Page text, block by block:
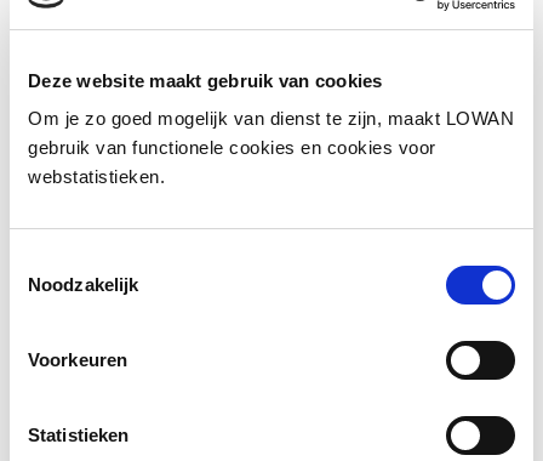
Deze website maakt gebruik van cookies
Om je zo goed mogelijk van dienst te zijn, maakt LOWAN
gebruik van functionele cookies en cookies voor
webstatistieken.
Noodzakelijk
Voorkeuren
Statistieken
Leerlingportret | Farid start in de ISK